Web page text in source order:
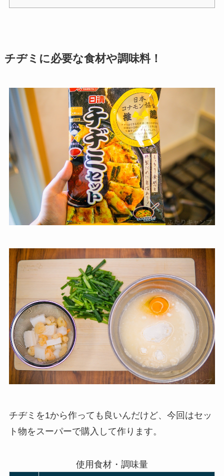
チヂミに必要な食材や調味料！
チヂミを1から作っても良いんだけど、今回はセッ
ト物をスーパーで購入して作ります。
使用食材・調味量